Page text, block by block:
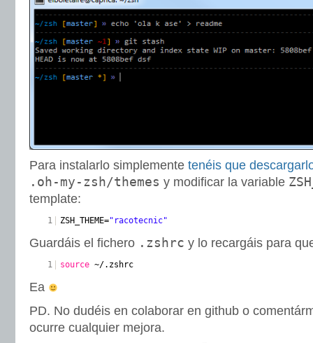
Para instalarlo simplemente tenéis que
.oh-my-zsh/themes y modificar la variable
template:
1 ZSH_THEME="racotecnic"
Guardáis el fichero .zshrc y lo recargáis para
1 source ~/.zshrc
Ea
PD. No dudéis en colaborar en github o
ocurre cualquier mejora.